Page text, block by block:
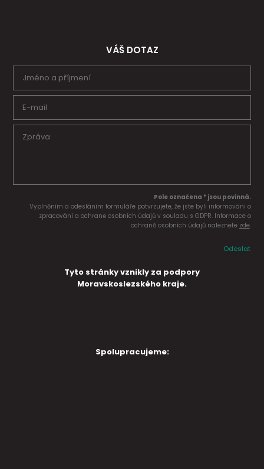
VÁŠ DOTAZ
Pole označena * jsou povinná.
Vyplněním a odesláním formuláře potvrzujete, že jste byli informováni o
zpracování a ochraně osobních údajů v souladu s GDPR. Informace o
ochraně osobních údajů naleznete zde.
Odeslat
Tyto stránky vznikly za podpory
Moravskoslezského kraje.
Spolupracujeme: